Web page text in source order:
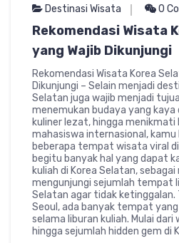
Destinasi Wisata
0
Rekomendasi Wisata
yang Wajib Dikunjungi
Rekomendasi Wisata Korea
Dikunjungi – Selain menjadi
Selatan juga wajib menjadi
menemukan budaya yang kaya
kuliner lezat, hingga menikmati
mahasiswa internasional,
beberapa tempat wisata viral
begitu banyak hal yang dapat
kuliah di Korea Selatan,
mengunjungi sejumlah tempat
Selatan agar tidak ketinggalan.
Seoul, ada banyak tempat
selama liburan kuliah. Mulai dari
hingga sejumlah hidden gem di